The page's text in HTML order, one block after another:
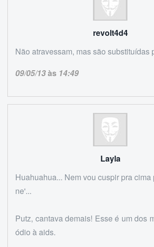
revolt4d4
Não atravessam, mas são substituídas
09/05/13às 14:49
Layla
Huahuahua... Nem vou cuspir pra
ne'...
Putz, cantava demais! Esse é um dos
ódio à aids.